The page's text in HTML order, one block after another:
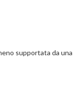
supportata da una